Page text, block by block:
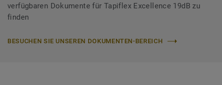
verfügbaren Dokumente für Tapiflex Excellence 19dB zu
finden
BESUCHEN SIE UNSEREN DOKUMENTEN-BEREICH